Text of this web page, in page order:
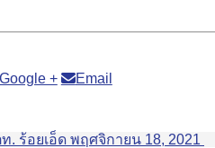
+ Email
. ร้อยเอ็ด พฤศจิกายน 18, 2021